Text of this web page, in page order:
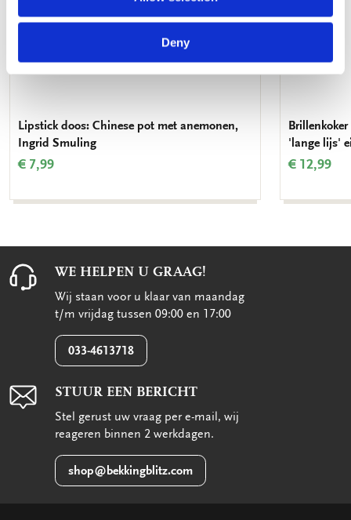
Deny
Lipstick doos: Chinese pot met anemonen,
Ingrid Smuling
€ 7,99
'lange lijs'
€ 12,99
WE HELPEN U GRAAG!
Wij staan voor u klaar van maandag
t/m vrijdag tussen 09:00 en 17:00
033-4613718
STUUR EEN BERICHT
Stel gerust uw vraag per e-mail, wij
reageren binnen 2 werkdagen.
shop@bekkingblitz.com